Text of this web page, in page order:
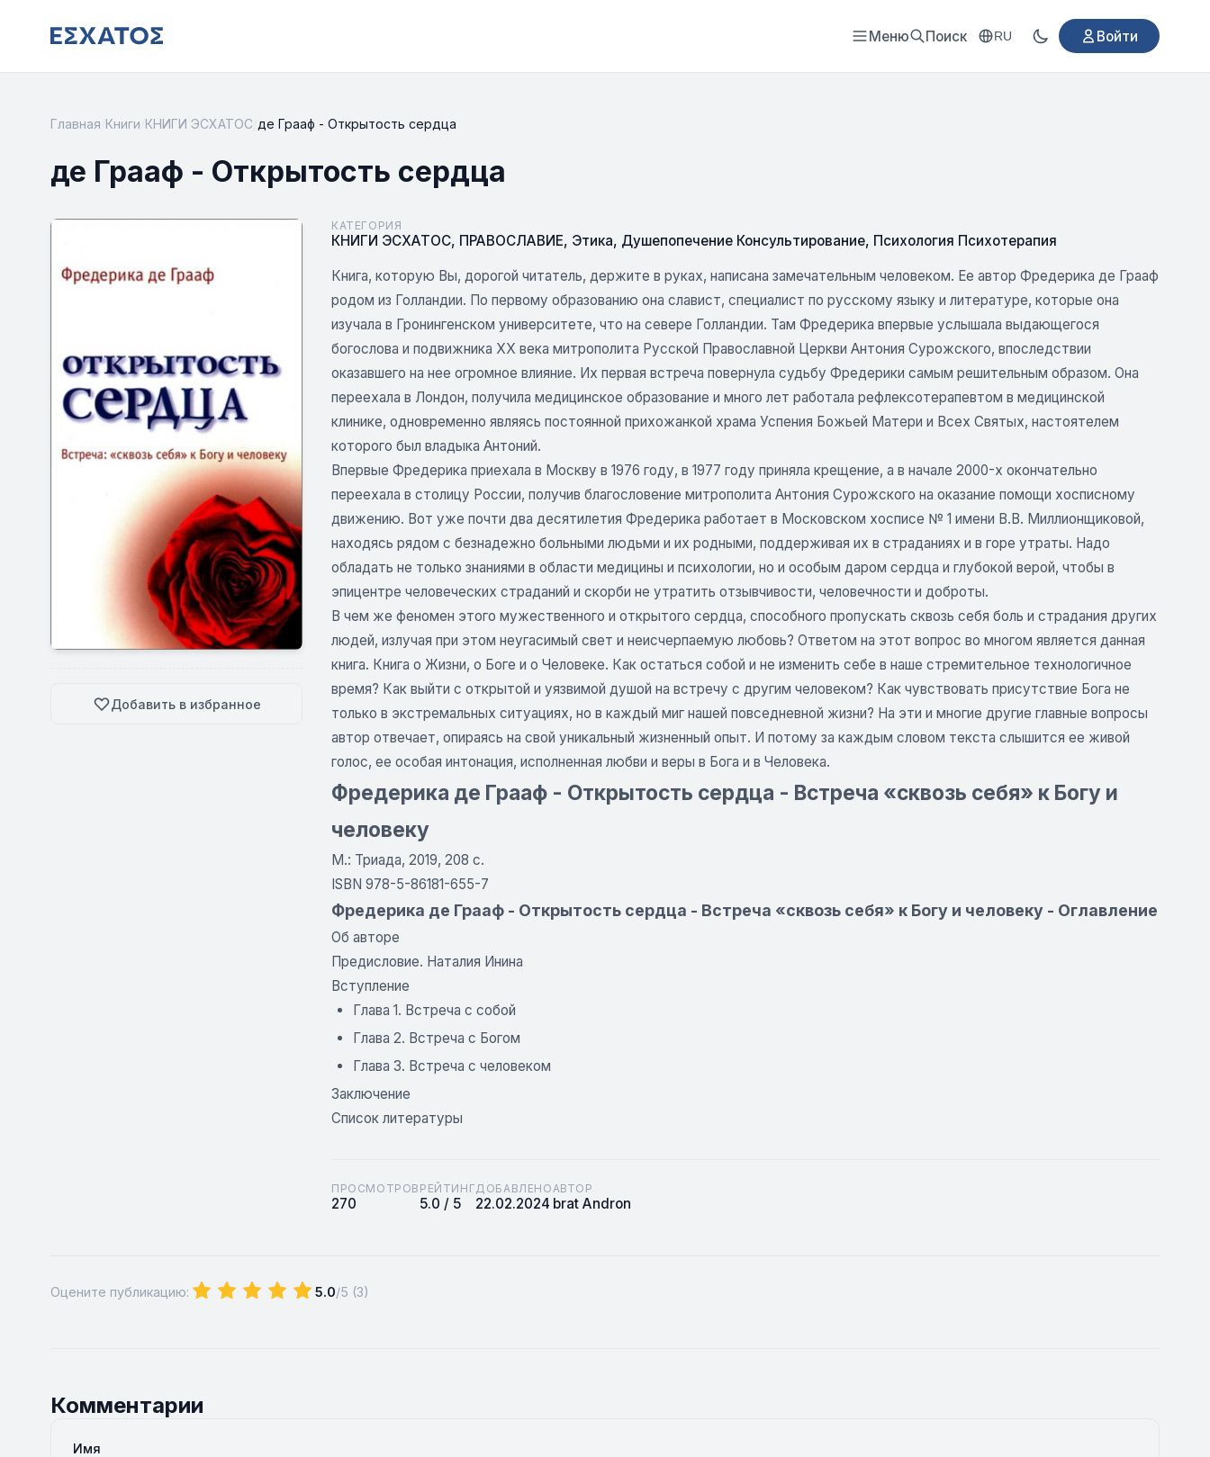
Меню Поиск RU Войти
Главная Книги КНИГИ ЭСХАТОС де Грааф - Открытость сердца
де Грааф - Открытость сердца
Добавить в избранное
КАТЕГОРИЯ
КНИГИ ЭСХАТОС, ПРАВОСЛАВИЕ, Этика, Душепопечение Консультирование, Психология Психотерапия
Книга, которую Вы, дорогой читатель, держите в руках, написана замечательным человеком. Ее автор Фредерика де Грааф
родом из Голландии. По первому образованию она славист, специалист по русскому языку и литературе, которые она
изучала в Гронингенском университете, что на севере Голландии. Там Фредерика впервые услышала выдающегося
богослова и подвижника XX века митрополита Русской Православной Церкви Антония Сурожского, впоследствии
оказавшего на нее огромное влияние. Их первая встреча повернула судьбу Фредерики самым решительным образом. Она
переехала в Лондон, получила медицинское образование и много лет работала рефлексотерапевтом в медицинской
клинике, одновременно являясь постоянной прихожанкой храма Успения Божьей Матери и Всех Святых, настоятелем
которого был владыка Антоний.
Впервые Фредерика приехала в Москву в 1976 году, в 1977 году приняла крещение, а в начале 2000-х окончательно
переехала в столицу России, получив благословение митрополита Антония Сурожского на оказание помощи хосписному
движению. Вот уже почти два десятилетия Фредерика работает в Московском хосписе № 1 имени В.В. Миллионщиковой,
находясь рядом с безнадежно больными людьми и их родными, поддерживая их в страданиях и в горе утраты. Надо
обладать не только знаниями в области медицины и психологии, но и особым даром сердца и глубокой верой, чтобы в
эпицентре человеческих страданий и скорби не утратить отзывчивости, человечности и доброты.
В чем же феномен этого мужественного и открытого сердца, способного пропускать сквозь себя боль и страдания других
людей, излучая при этом неугасимый свет и неисчерпаемую любовь? Ответом на этот вопрос во многом является данная
книга. Книга о Жизни, о Боге и о Человеке. Как остаться собой и не изменить себе в наше стремительное технологичное
время? Как выйти с открытой и уязвимой душой на встречу с другим человеком? Как чувствовать присутствие Бога не
только в экстремальных ситуациях, но в каждый миг нашей повседневной жизни? На эти и многие другие главные вопросы
автор отвечает, опираясь на свой уникальный жизненный опыт. И потому за каждым словом текста слышится ее живой
голос, ее особая интонация, исполненная любви и веры в Бога и в Человека.
Фредерика де Грааф - Открытость сердца - Встреча «сквозь себя» к Богу и
человеку
М.: Триада, 2019, 208 с.
ISBN 978-5-86181-655-7
Фредерика де Грааф - Открытость сердца - Встреча «сквозь себя» к Богу и человеку - Оглавление
Об авторе
Предисловие. Наталия Инина
Вступление
Глава 1. Встреча с собой
Глава 2. Встреча с Богом
Глава 3. Встреча с человеком
Заключение
Список литературы
ПРОСМОТРОВ
270
РЕЙТИНГ
5.0 / 5
ДОБАВЛЕНО
22.02.2024
АВТОР
brat Andron
Оцените публикацию: 5.0/5 (3)
Комментарии
Имя